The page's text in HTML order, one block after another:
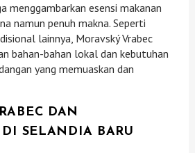
menggambarkan esensi makanan
namun penuh makna. Seperti
lainnya, Moravský Vrabec
bahan-bahan lokal dan kebutuhan
yang memuaskan dan
DAN
SELANDIA BARU